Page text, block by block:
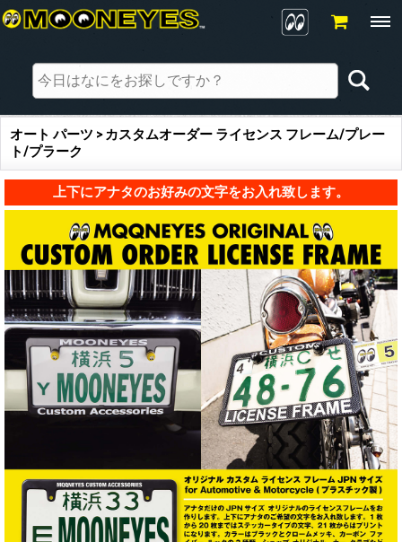
オート パーツ > カスタムオーダー ライセンス フレーム/プレー
ト/プラーク
上下にアナタのお好みの文字をお入れ致します。